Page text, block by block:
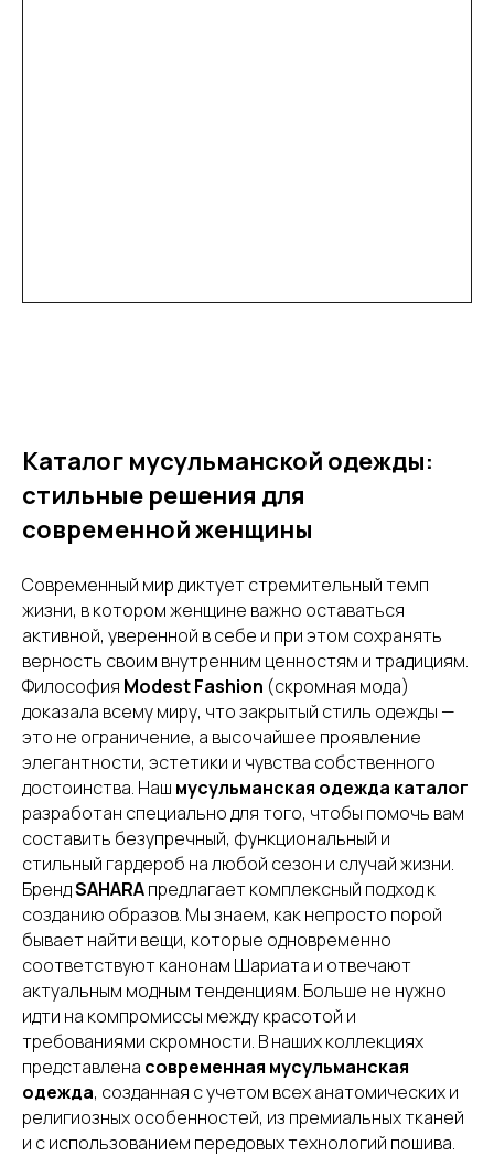
Каталог мусульманской одежды:
стильные решения для
современной женщины
Современный мир диктует стремительный темп
жизни, в котором женщине важно оставаться
активной, уверенной в себе и при этом сохранять
верность своим внутренним ценностям и традициям.
Философия Modest Fashion (скромная мода)
доказала всему миру, что закрытый стиль одежды —
это не ограничение, а высочайшее проявление
элегантности, эстетики и чувства собственного
достоинства. Наш мусульманская одежда каталог
разработан специально для того, чтобы помочь вам
составить безупречный, функциональный и
стильный гардероб на любой сезон и случай жизни.
БрендSAHARAпредлагает комплексный подход к
созданию образов. Мы знаем, как непросто порой
бывает найти вещи, которые одновременно
соответствуют канонам Шариата и отвечают
актуальным модным тенденциям. Больше не нужно
идти на компромиссы между красотой и
требованиями скромности. В наших коллекциях
представлена современная мусульманская
одежда, созданная с учетом всех анатомических и
религиозных особенностей, из премиальных тканей
и с использованием передовых технологий пошива.